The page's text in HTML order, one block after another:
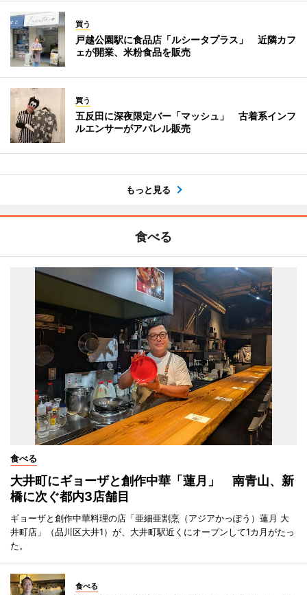
買う
戸越公園駅に食品店「ルシータプラス」 近隣カフ
ェが開業、米粉食品を販売
買う
五反田に深夜限定バー「マッシュ」 古着系インフ
ルエンサーがアパレル販売
もっと見る
食べる
食べる
大井町にギョーザと創作中華「蓮月」 南青山、新
橋に次ぐ都内3店舗目
ギョーザと創作中華料理の店「亜細亜割烹（アジアかっぽう）蓮月 大
井町店」（品川区大井1）が、大井町駅近くにオープンして1カ月がたっ
た。
食べる